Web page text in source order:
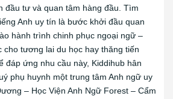
đầu tư và quan tâm hàng đầu. Tìm
Anh uy tín là bước khởi đầu quan
hành trình chinh phục ngoại ngữ –
cho tương lai du học hay thăng tiến
đáp ứng nhu cầu này, Kiddihub hân
phụ huynh một trung tâm Anh ngữ uy
– Học Viện Anh Ngữ Forest – Cẩm